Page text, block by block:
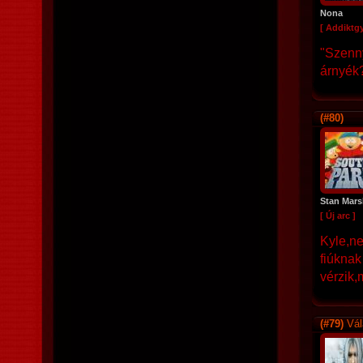
Nona
[
(#80)
Stan
[ Új arc ]
(#79)